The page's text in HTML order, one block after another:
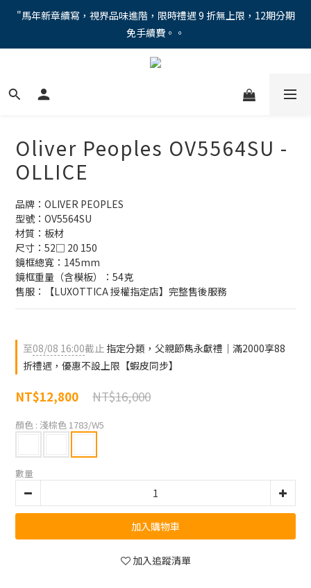
"馬年新章續寫，視界品味進階，限時禮遇 9 折無上限，12期分期
免手續費。。
"馬年新章續寫，視界品味進階，限時禮遇 9 折無上限，12期分期
免手續費。。
全新上市【全視線第九代變色鏡片GEN S】，門市配鏡享限時體驗
"馬年新章續寫，視界品味進階，限時禮遇 9 折無上限，12期分期
Oliver Peoples OV5564SU -
OLLICE
品牌：OLIVER PEOPLES
型號：OV5564SU
材質：板材
尺寸：52□ 20 150
鏡框總寬：145mm
鏡框重量（含模板）：54克
售服：【LUXOTTICA 授權指定店】完整售後服務
至08/08 16:00截止 指定分類，父親節雋永獻禮｜滿2000享88
折禮遇，優惠不設上限【蝦皮同步】
NT$16,000
NT$12,800
顏色 : 淺棕色 1783/W5
數量
加入購物車
加入追蹤清單